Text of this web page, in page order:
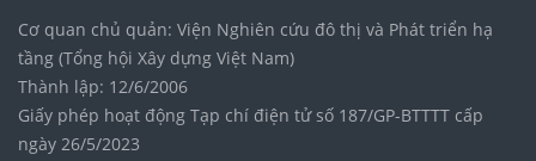
Cơ quan chủ quản: Viện Nghiên cứu đô thị và Phát triển hạ
tầng (Tổng hội Xây dựng Việt Nam)
Thành lập: 12/6/2006
Giấy phép hoạt động Tạp chí điện tử số 187/GP-BTTTT cấp
ngày 26/5/2023